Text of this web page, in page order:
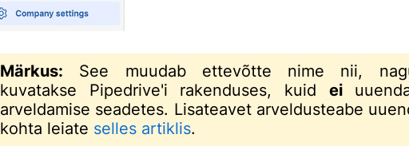
Märkus: See muudab ettevõtte nime nii,
kuvatakse Pipedrive'i rakenduses, kuid ei
arveldamise seadetes. Lisateavet arveldusteabe
kohta leiate selles artiklis.